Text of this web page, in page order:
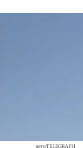
aeroTELEGRAPH